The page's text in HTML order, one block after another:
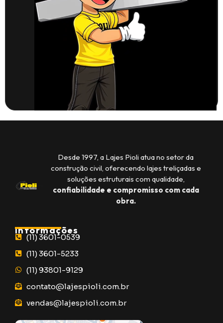
Desde 1997, a Lajes Pioli atua no setor da
construção civil, oferecendo lajes treliçadas e
soluções estruturais com qualidade,
confiabilidade e compromisso com cada
obra.
Informações
(11) 3601-0539
(11) 3601-5233
(11) 93801-9129
contato@lajespioli.com.br
vendas@lajespioli.com.br